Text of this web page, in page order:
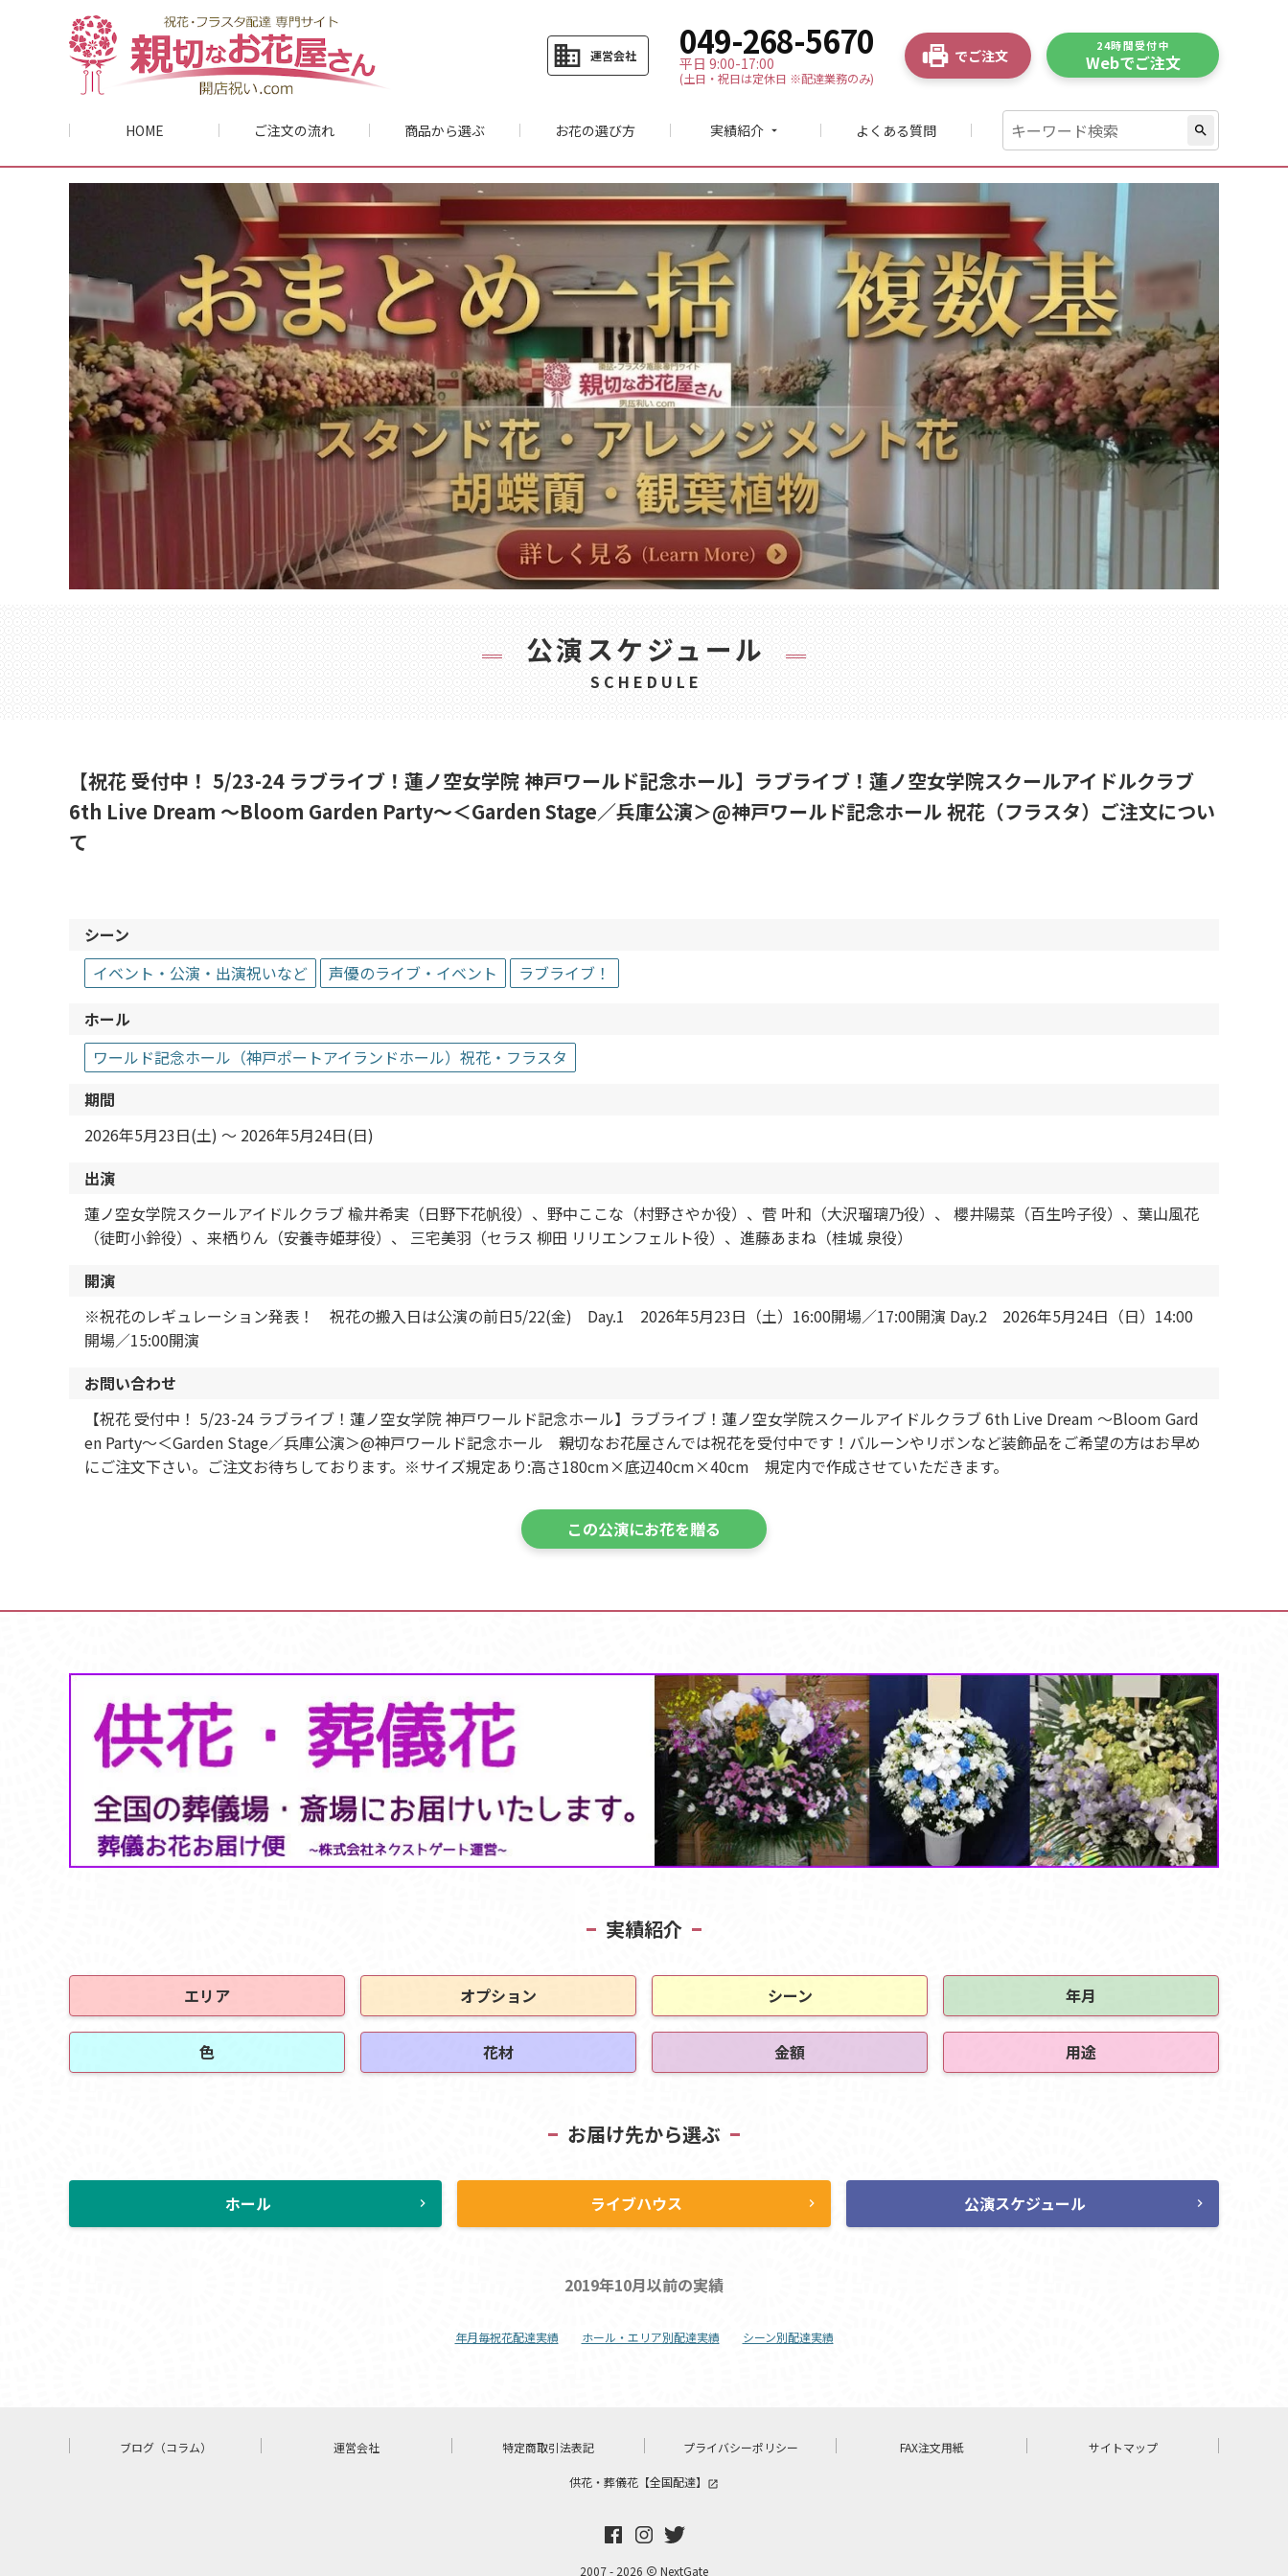
business 運営会社 049-268-5670
平日 9:00-17:00
(土日・祝日は定休日 ※配達業務のみ)
でご注文
24時間受付中
Webでご注文
search
HOME ご注文の流れ 商品から選ぶ お花の選び方 実績紹介 arrow_drop_down よくある質問
公演スケジュール
SCHEDULE
【祝花 受付中！ 5/23-24 ラブライブ！蓮ノ空女学院 神戸ワールド記念ホール】ラブライブ！蓮ノ空女学院スクールアイドルクラブ
6th Live Dream ～Bloom Garden Party～＜Garden Stage／兵庫公演＞@神戸ワールド記念ホール 祝花（フラスタ）ご注文につい
て
シーン
イベント・公演・出演祝いなど
声優のライブ・イベント
ラブライブ！
ホール
ワールド記念ホール（神戸ポートアイランドホール）祝花・フラスタ
期間
2026年5月23日(土) 〜 2026年5月24日(日)
出演
蓮ノ空女学院スクールアイドルクラブ 楡井希実（日野下花帆役）、野中ここな（村野さやか役）、菅 叶和（大沢瑠璃乃役）、 櫻井陽菜（百生吟子役）、葉山風花
（徒町小鈴役）、来栖りん（安養寺姫芽役）、 三宅美羽（セラス 柳田 リリエンフェルト役）、進藤あまね（桂城 泉役）
開演
※祝花のレギュレーション発表！ 祝花の搬入日は公演の前日5/22(金) Day.1 2026年5月23日（土）16:00開場／17:00開演 Day.2 2026年5月24日（日）14:00
開場／15:00開演
お問い合わせ
【祝花 受付中！ 5/23-24 ラブライブ！蓮ノ空女学院 神戸ワールド記念ホール】ラブライブ！蓮ノ空女学院スクールアイドルクラブ 6th Live Dream ～Bloom Gard
en Party～＜Garden Stage／兵庫公演＞@神戸ワールド記念ホール 親切なお花屋さんでは祝花を受付中です！バルーンやリボンなど装飾品をご希望の方はお早め
にご注文下さい。ご注文お待ちしております。※サイズ規定あり:高さ180cm×底辺40cm×40cm 規定内で作成させていただきます。
この公演にお花を贈る
実績紹介
エリア オプション シーン 年月
色 花材 金額 用途
お届け先から選ぶ
ホール chevron_right ライブハウス chevron_right 公演スケジュール chevron_right
2019年10月以前の実績
年月毎祝花配達実績 ホール・エリア別配達実績 シーン別配達実績
ブログ（コラム） 運営会社 特定商取引法表記 プライバシーポリシー FAX注文用紙 サイトマップ
供花・葬儀花【全国配達】 launch
2007 - 2026 copyright NextGate